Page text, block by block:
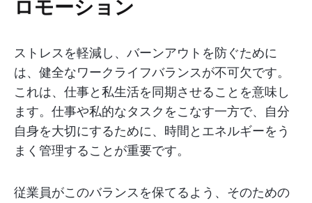
ロモーション
ストレスを軽減し、バーンアウトを防ぐために
は、健全なワークライフバランスが不可欠です。
これは、仕事と私生活を同期させることを意味し
ます。仕事や私的なタスクをこなす一方で、自分
自身を大切にするために、時間とエネルギーをう
まく管理することが重要です。
従業員がこのバランスを保てるよう、そのための